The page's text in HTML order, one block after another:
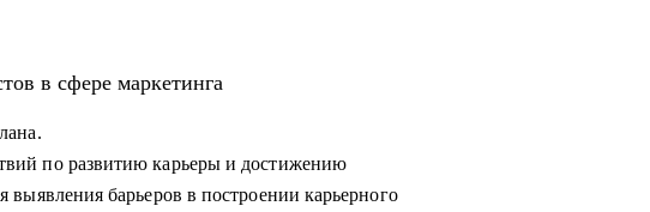
к успешному прохождению интервью
директором и собственниками.
в маркетинг или развиваться в консалтинге;
в сфере маркетинга
по развитию карьеры и достижению
выявления барьеров в построении карьерного